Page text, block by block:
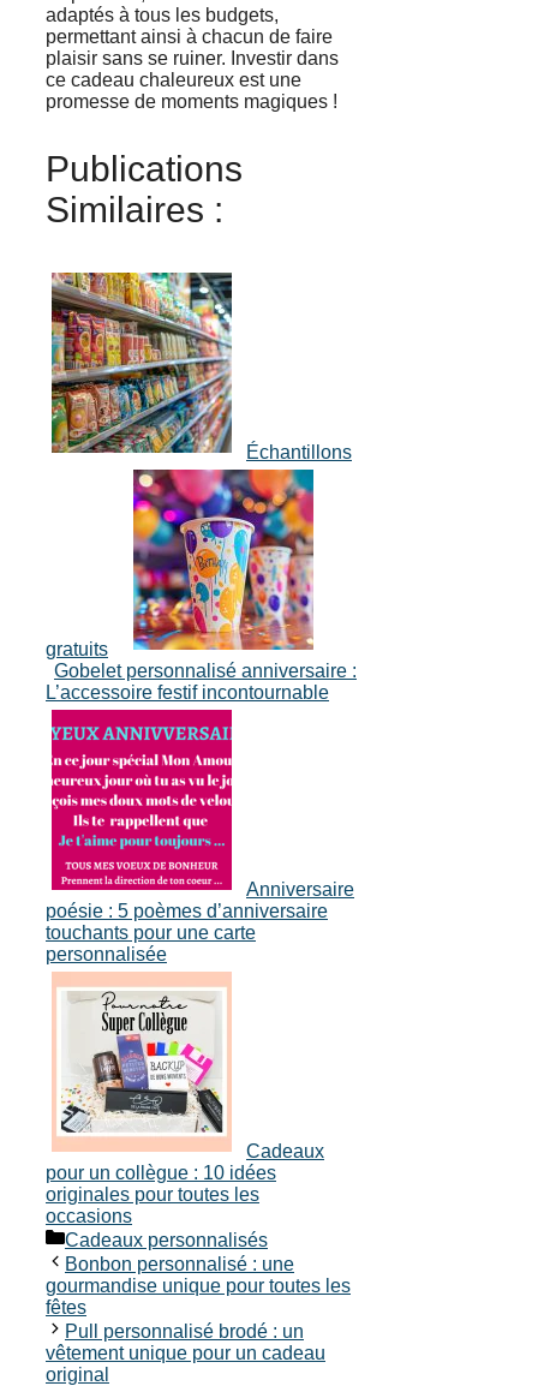
adaptés à tous les budgets,
permettant ainsi à chacun de faire
plaisir sans se ruiner. Investir dans
ce cadeau chaleureux est une
promesse de moments magiques !
Publications
Similaires :
Échantillons
gratuits
Gobelet personnalisé anniversaire :
L’accessoire festif incontournable
Anniversaire
poésie : 5 poèmes d’anniversaire
touchants pour une carte
personnalisée
Cadeaux
pour un collègue : 10 idées
originales pour toutes les
occasions
Catégories
Cadeaux personnalisés
Bonbon personnalisé : une
gourmandise unique pour toutes les
fêtes
Pull personnalisé brodé : un
vêtement unique pour un cadeau
original